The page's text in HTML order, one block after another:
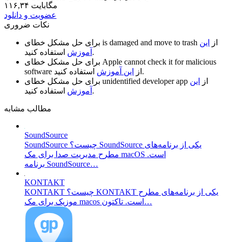
۱۱۶,۳۴ مگابایت
عضویت و دانلود
نکات ضروری
is damaged and move to trash از
این
آموزش استفاده کنید.
Apple cannot check it for malicious
software
از این آموزش
استفاده کنید.
unidentified developer app از
این
آموزش استفاده کنید.
مطالب مشابه
SoundSource
SoundSource چیست؟ SoundSource یکی از برنامه‌های
مطرح مدیریت صدا برای مک macOS است.
برنامه SoundSource…
KONTAKT
KONTAKT چیست؟ KONTAKT یکی از برنامه‌های مطرح
موزیک برای مک macos است. تاکتون…